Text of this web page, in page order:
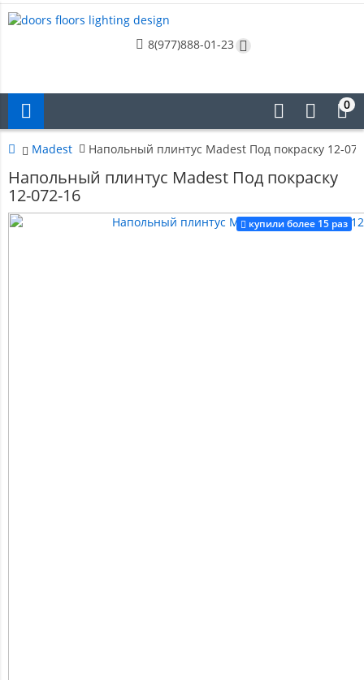
8(977)888-01-23
0
Madest Напольный плинтус Madest Под покраску 12-
Напольный плинтус Madest Под покраску
12-072-16
купили более 15 раз